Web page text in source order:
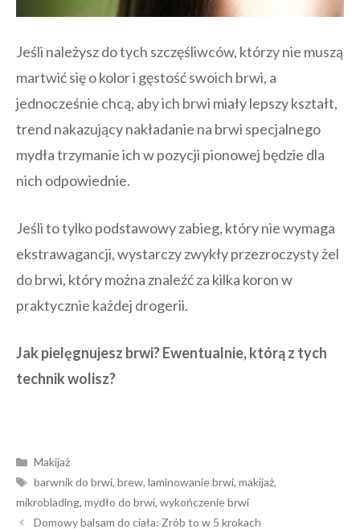
Jeśli należysz do tych szczęśliwców, którzy nie muszą
martwić się o kolor i gęstość swoich brwi, a
jednocześnie chcą, aby ich brwi miały lepszy kształt,
trend nakazujący nakładanie na brwi specjalnego
mydła trzymanie ich w pozycji pionowej będzie dla
nich odpowiednie.
Jeśli to tylko podstawowy zabieg, który nie wymaga
ekstrawagancji, wystarczy zwykły przezroczysty żel
do brwi, który można znaleźć za kilka koron w
praktycznie każdej drogerii.
Jak pielęgnujesz brwi? Ewentualnie, którą z tych
technik wolisz?
Kategorie
Makijaż
Tagi
barwnik do brwi,brew,laminowanie brwi,makijaż,
mikroblading, mydło do brwi, wykończenie brwi
Nawigacja
Domowy balsam do ciała: Zrób to w 5 krokach